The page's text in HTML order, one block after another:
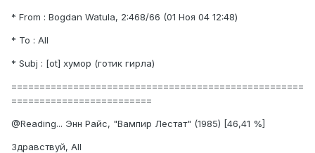
* From : Bogdan Watula, 2:468/66 (01 Hоя 04 12:48)
* To : All
* Subj : [ot] хумор (готик гирла)
====================================================
=========================
@Reading... Энн Райс, "Вампир Лестат" (1985) [46,41 %]
Здравствуй, All